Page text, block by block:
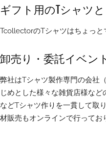
ギフト用のTシャツ
TcollectorのTシャツはちょっ
卸売り・委託イベン
弊社はTシャツ製作専門の会社
じめとした様々な雑貨店様な
などTシャツ作りを一貫して取
材販売もオンラインで行ってお